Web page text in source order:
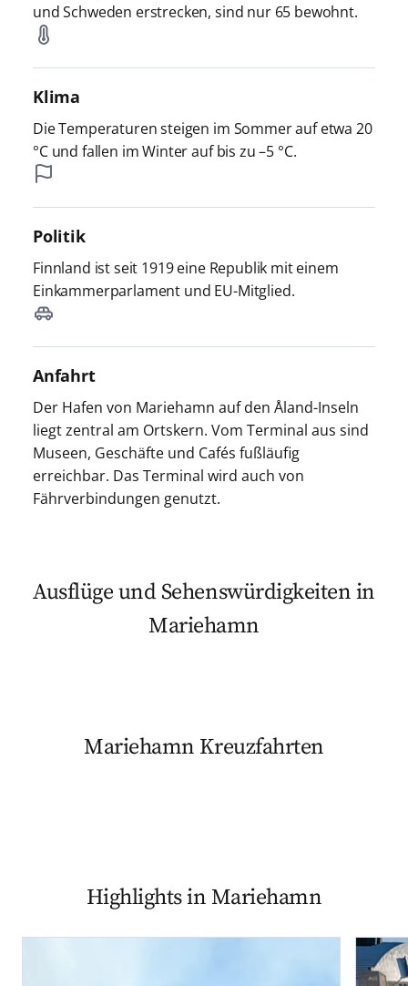
und Schweden erstrecken, sind nur 65 bewohnt.
Klima
Die Temperaturen steigen im Sommer auf etwa 20
°C und fallen im Winter auf bis zu –5 °C.
Politik
Finnland ist seit 1919 eine Republik mit einem
Einkammerparlament und EU-Mitglied.
Anfahrt
Der Hafen von Mariehamn auf den Åland-Inseln
liegt zentral am Ortskern. Vom Terminal aus sind
Museen, Geschäfte und Cafés fußläufig
erreichbar. Das Terminal wird auch von
Fährverbindungen genutzt.
Ausflüge und Sehenswürdigkeiten in
Mariehamn
Mariehamn Kreuzfahrten
Highlights in Mariehamn